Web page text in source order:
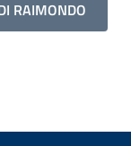
RAIMONDO